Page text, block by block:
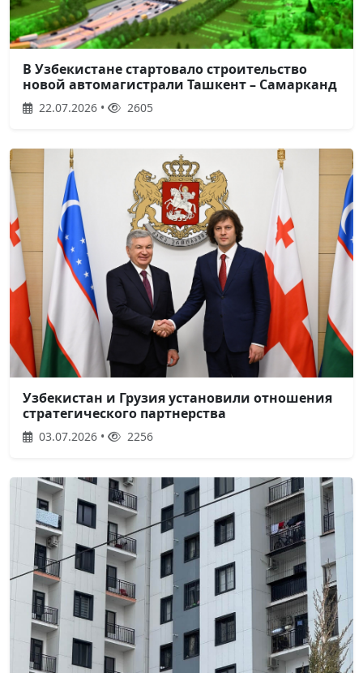
В Узбекистане стартовало строительство
новой автомагистрали Ташкент – Самарканд
22.07.2026 • 2605
Узбекистан и Грузия установили отношения
стратегического партнерства
03.07.2026 • 2256